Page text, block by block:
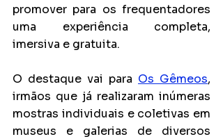
promover para os frequentadores
uma experiência completa,
imersiva e gratuita.
O destaque vai para Os Gêmeos,
irmãos que já realizaram inúmeras
mostras individuais e coletivas em
museus e galerias de diversos